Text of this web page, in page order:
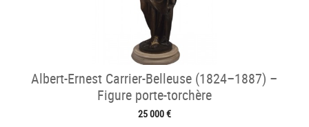
Albert-Ernest Carrier-Belleuse (1824–1887) –
Figure porte-torchère
25 000 €